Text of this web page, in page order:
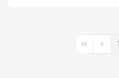
First Page
1